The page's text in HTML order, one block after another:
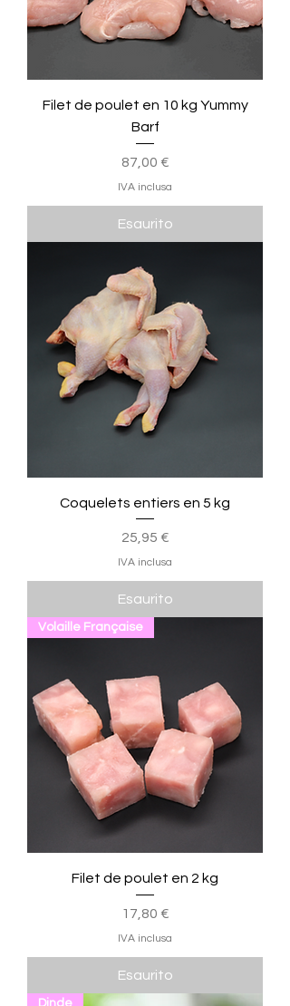
Filet de poulet en 10 kg Yummy
Barf
Prezzo
87,00 €
IVA inclusa
Esaurito
Coquelets entiers en 5 kg
Prezzo
25,95 €
IVA inclusa
Esaurito
Volaille Française
Filet de poulet en 2 kg
Prezzo
17,80 €
IVA inclusa
Esaurito